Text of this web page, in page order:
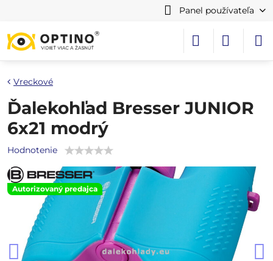
Panel používateľa
Autorizovaný predajca
Vreckové
Ďalekohľad Bresser JUNIOR
6x21 modrý
Hodnotenie